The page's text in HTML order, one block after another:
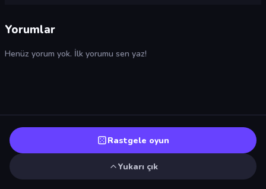
Yorumlar
Henüz yorum yok. İlk yorumu sen yaz!
Rastgele oyun
Yukarı çık